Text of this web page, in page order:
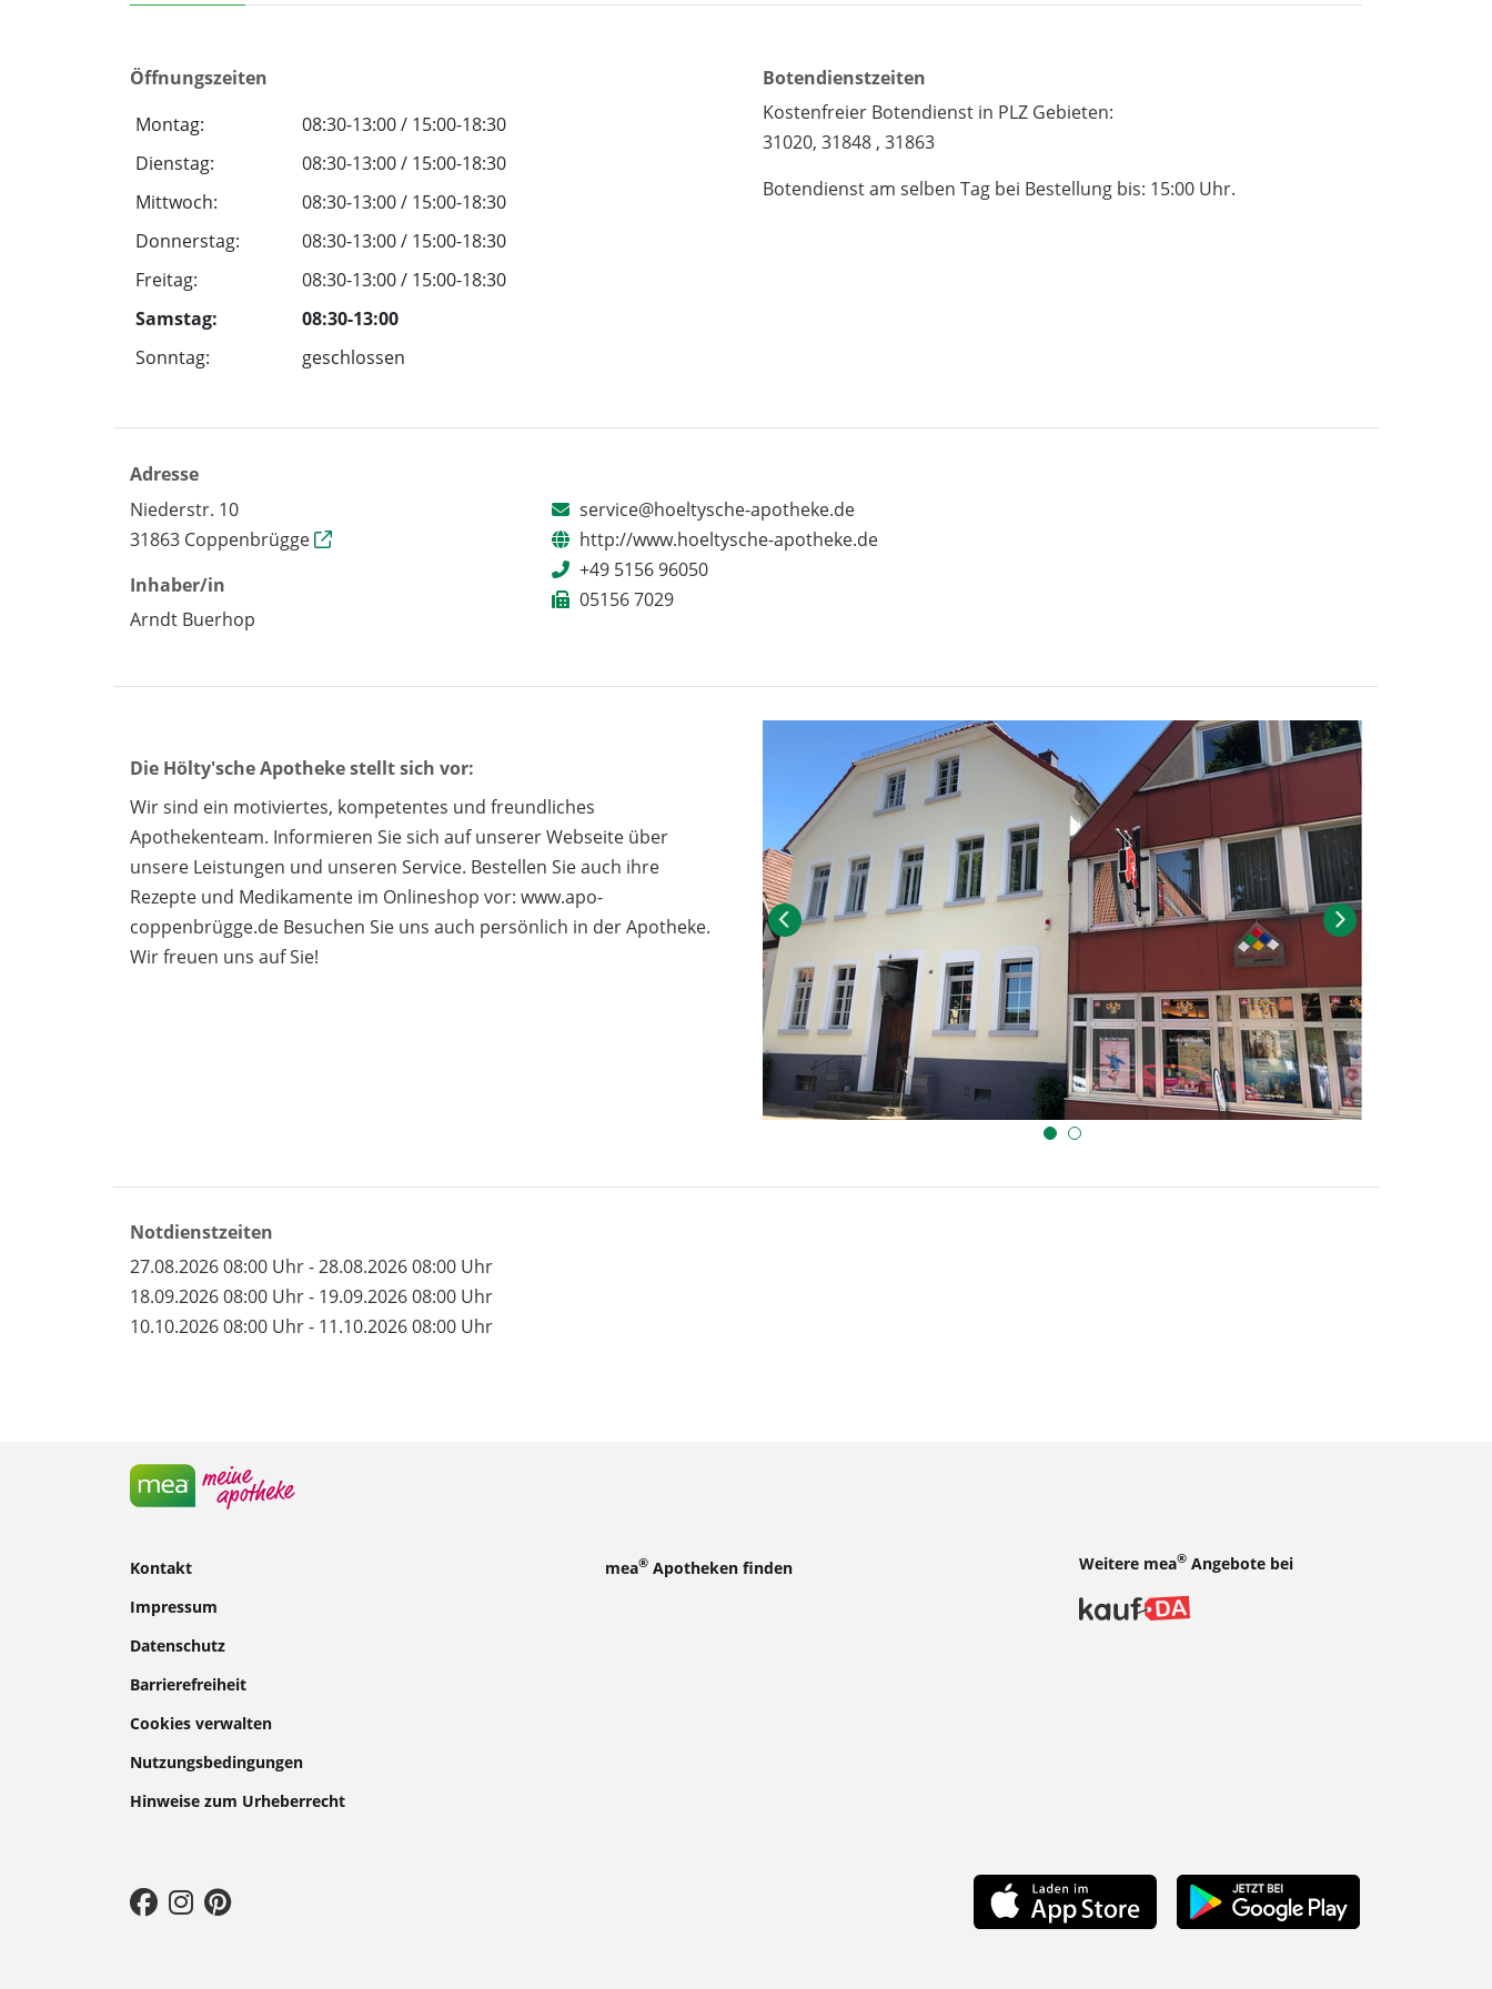
Öffnungszeiten
Montag:
08:30-13:00 / 15:00-18:30
Dienstag:
08:30-13:00 / 15:00-18:30
Mittwoch:
08:30-13:00 / 15:00-18:30
Donnerstag:
08:30-13:00 / 15:00-18:30
Freitag:
08:30-13:00 / 15:00-18:30
Samstag:
08:30-13:00
Sonntag:
geschlossen
Botendienstzeiten
Kostenfreier Botendienst in PLZ Gebieten:
31020, 31848 , 31863
Botendienst am selben Tag bei Bestellung bis: 15:00 Uhr.
Adresse
Niederstr. 10
31863 Coppenbrügge
Inhaber/in
Arndt Buerhop
service@hoeltysche-apotheke.de
http://www.hoeltysche-apotheke.de
+49 5156 96050
05156 7029
Die Hölty'sche Apotheke stellt sich vor:
Wir sind ein motiviertes, kompetentes und freundliches
Apothekenteam. Informieren Sie sich auf unserer Webseite über
unsere Leistungen und unseren Service. Bestellen Sie auch ihre
Rezepte und Medikamente im Onlineshop vor: www.apo-
coppenbrügge.de Besuchen Sie uns auch persönlich in der Apotheke.
Wir freuen uns auf Sie!
Notdienstzeiten
27.08.2026 08:00 Uhr - 28.08.2026 08:00 Uhr
18.09.2026 08:00 Uhr - 19.09.2026 08:00 Uhr
10.10.2026 08:00 Uhr - 11.10.2026 08:00 Uhr
Kontakt
Impressum
Datenschutz
Barrierefreiheit
Cookies verwalten
Nutzungsbedingungen
Hinweise zum Urheberrecht
mea®Apotheken finden Weitere mea® Angebote bei